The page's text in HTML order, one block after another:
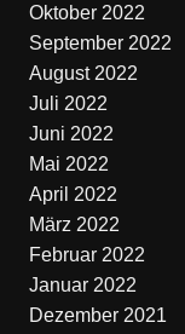
Oktober 2022
September 2022
August 2022
Juli 2022
Juni 2022
Mai 2022
April 2022
März 2022
Februar 2022
Januar 2022
Dezember 2021